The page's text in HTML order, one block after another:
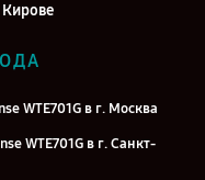
WTE701G в г. Москва
WTE701G в г. Санкт-